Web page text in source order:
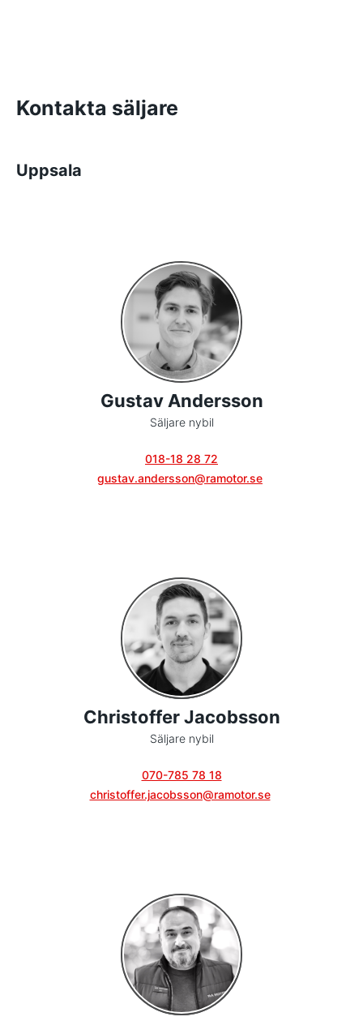
Kontakta säljare
Uppsala
Gustav Andersson
Säljare nybil
018-18 28 72
gustav.andersson@ramotor.se
Christoffer Jacobsson
Säljare nybil
070-785 78 18
christoffer.jacobsson@ramotor.se